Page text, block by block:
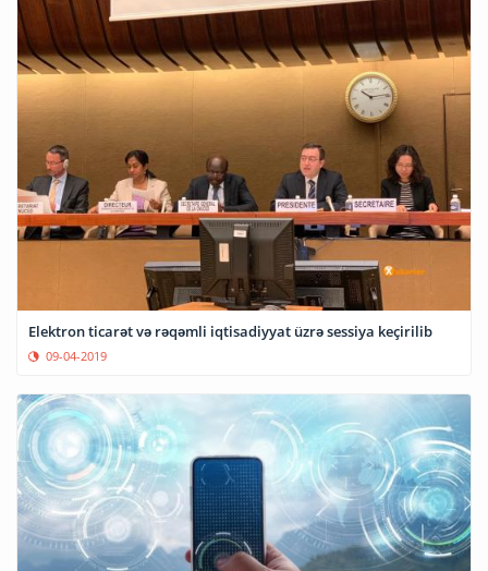
Elektron ticarət və rəqəmli iqtisadiyyat üzrə sessiya keçirilib
09-04-2019